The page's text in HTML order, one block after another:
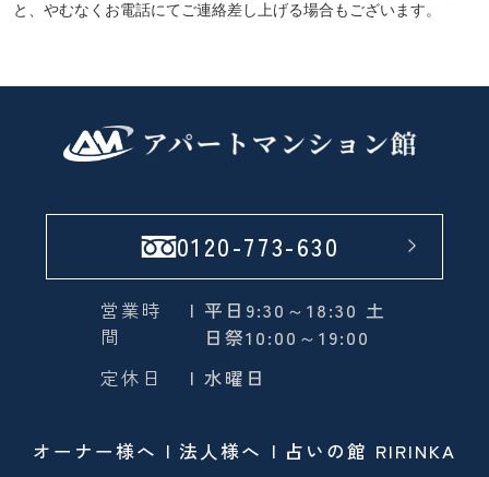
と、やむなくお電話にてご連絡差し上げる場合もございます。
0120-773-630
営業時
間
| 平日9:30～18:30 土
日祭10:00～19:00
定休日
| 水曜日
オーナー様へ 法人様へ 占いの館 RIRINKA